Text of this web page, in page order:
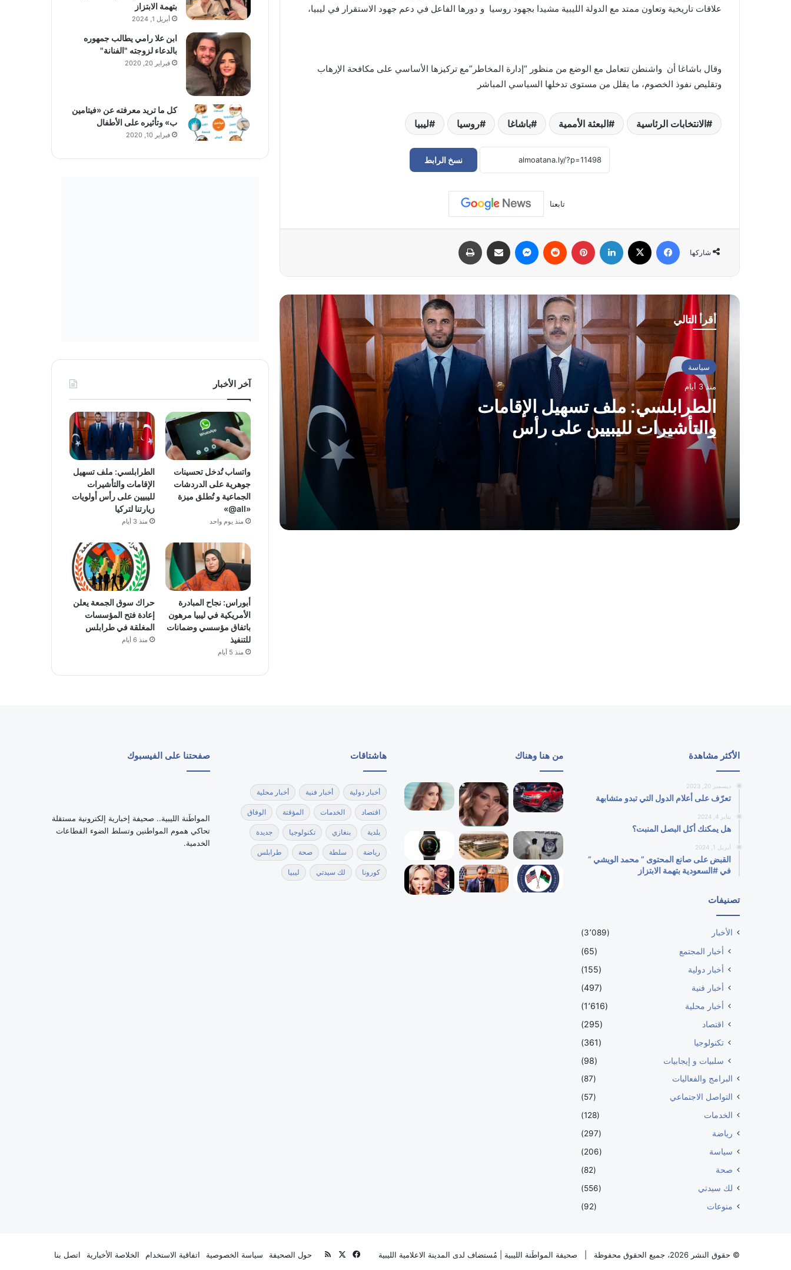
علاقات تاريخية وتعاون ممتد مع الدولة الليبية مشيدا بجهود روسيا و دورها الفاعل في دعم جهود الاستقرار في ليبيا،
وقال باشاغا أن واشنطن تتعامل مع الوضع من منظور “إدارة المخاطر”مع تركيزها الأساسي على مكافحة الإرهاب
وتقليص نفوذ الخصوم، ما يقلل من مستوى تدخلها السياسي المباشر
الانتخابات الرئاسية البعثة الأممية باشاغا روسيا ليبيا
نسخ الرابط
تابعنا
شاركها
فيسبوك لينكدإن بينتيريست ماسنجر مشاركة عبر البريد
أقرأ التالي
سياسة
منذ 3 أيام
الطرابلسي: ملف تسهيل الإقامات
والتأشيرات لليبيين على رأس
أولويات زيارتنا لتركيا
الطرابلسي: ملف تسهيل الإقامات
مرهون باتفاق مؤسسي وضمانات للتنفيذ
خوري تبحث مع “السياسي الوطني فزان”
تعزيز مشاركة الجنوب في العملية السياسية
الدبيبة: لا قرار بعيداً عن الشعب.. ونستعد
لنقاش وطني شامل حول المبادرات
محادثات عسكرية رفيعة لتوحيد الجيش
الليبي وحظر التجاذبات السياسية
البعثة الأممية: مشاورات تونس تقترب من
حسم المسار الانتخابي الليبي
حراك المخابرات يتسارع في طرابلس..
بتهمة الابتزاز
أبريل 1, 2024
ابن علا رامي يطالب جمهوره
بالدعاء لزوجته "الفنانة"
فبراير 20, 2020
كل ما تريد معرفته عن «فيتامين
ب» وتأثيره على الأطفال
فبراير 10, 2020
آخر الأخبار
واتساب تُدخل تحسينات
جوهرية على الدردشات
الجماعية و تُطلق ميزة
«all@»
منذ يوم واحد
الطرابلسي: ملف تسهيل
الإقامات والتأشيرات
لليبيين على رأس أولويات
زيارتنا لتركيا
منذ 3 أيام
أبوراس: نجاح المبادرة
الأمريكية في ليبيا مرهون
باتفاق مؤسسي وضمانات
للتنفيذ
منذ 5 أيام
حراك سوق الجمعة يعلن
إعادة فتح المؤسسات
المغلقة في طرابلس
منذ 6 أيام
الأكثر مشاهدة
ديسمبر 20, 2023
تعرّف على أعلام الدول التي تبدو متشابهة
يناير 4, 2024
هل يمكنك أكل البصل المنبت؟
أبريل 1, 2024
القبض على صانع المحتوى ” محمد الويشي ”
في #السعودية بتهمة الابتزاز
تصنيفات
الأخبار (3٬089)
أخبار المجتمع
(65)
أخبار دولية
(155)
أخبار فنية
(497)
أخبار محلية
(1٬616)
اقتصاد
(295)
تكنولوجيا
(361)
سلبيات و إيجابيات
(98)
البرامج والفعاليات
(87)
التواصل الاجتماعي
(57)
الخدمات
(128)
رياضة
(297)
سياسة
(206)
صحة
(82)
لك سيدتي
(556)
منوعات
(92)
من هنا وهناك هاشتاقات
أخبار دولية أخبار فنية أخبار محلية
اقتصاد الخدمات المؤقتة الوفاق
بلدية بنغازي تكنولوجيا جديدة
رياضة سلطة صحة طرابلس
كورونا لك سيدتي ليبيا
صفحتنا على الفيسبوك
‏المواطَنة الليبية.. صحيفة إخبارية إلكترونية مستقلة
تحاكي هموم المواطنين وتسلط الضوء القطاعات
الخدمية.
© حقوق النشر 2026، جميع الحقوق محفوظة | صحيفة المواطَنة الليبية | مُستضاف لدى المدينة الاعلامية الليبية حول الصحيفة سياسة الخصوصية اتفاقية الاستخدام الخلاصة الأخبارية اتصل بنا فيسبوكملخص